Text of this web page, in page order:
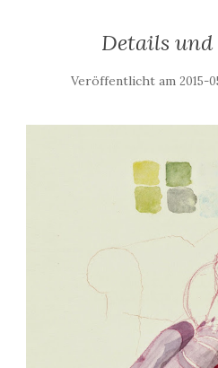
Details
Veröffentlicht am 2015-